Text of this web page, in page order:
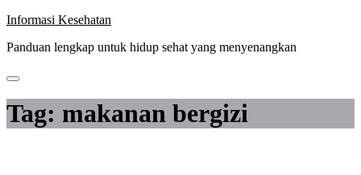
Skip
content
Informasi Kesehatan
Panduan lengkap untuk hidup sehat yang menyenangkan
Tag: makanan bergizi